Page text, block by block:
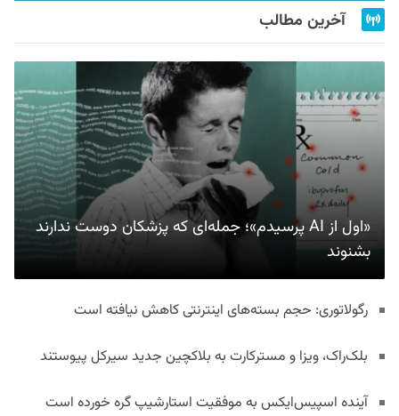
آخرین مطالب
«اول از AI پرسیدم»؛ جمله‌ای که پزشکان دوست ندارند
بشنوند
رگولاتوری: حجم بسته‌های اینترنتی کاهش نیافته است
بلک‌راک، ویزا و مسترکارت به بلاکچین جدید سیرکل پیوستند
آینده اسپیس‌ایکس به موفقیت استارشیپ گره خورده است